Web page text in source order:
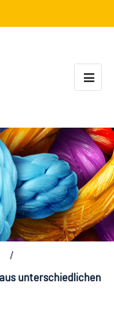
/
unterschiedlichen